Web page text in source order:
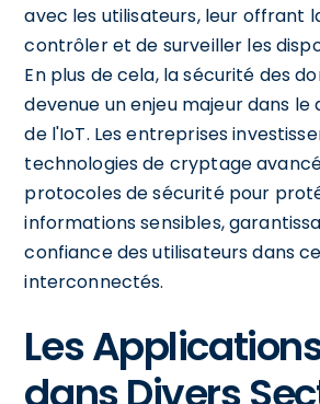
avec les utilisateurs, leur offrant
contrôler et de surveiller les
En plus de cela, la sécurité des
devenue un enjeu majeur dans
de l'IoT. Les entreprises
technologies de cryptage
protocoles de sécurité pour
informations sensibles,
confiance des utilisateurs dans
interconnectés.
Les